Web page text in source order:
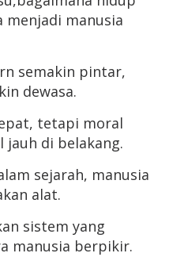
menjadi manusia
semakin pintar,
dewasa.
tetapi moral
di belakang.
sejarah, manusia
alat.
sistem yang
manusia berpikir.